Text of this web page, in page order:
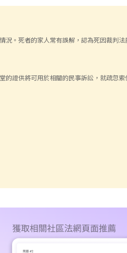
況。死者的家人常有誤解，認為死因裁判
證供將可用於相關的民事訴訟，就疏忽索